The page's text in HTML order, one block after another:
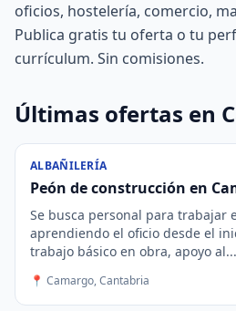
oficios, hostelería, comercio,
Publica gratis tu oferta o tu
currículum. Sin comisiones.
Últimas ofertas en
ALBAÑILERÍA
Peón de construcción en
Se busca personal para trabajar
aprendiendo el oficio desde el
trabajo básico en obra, apoyo al...
📍 Camargo, Cantabria